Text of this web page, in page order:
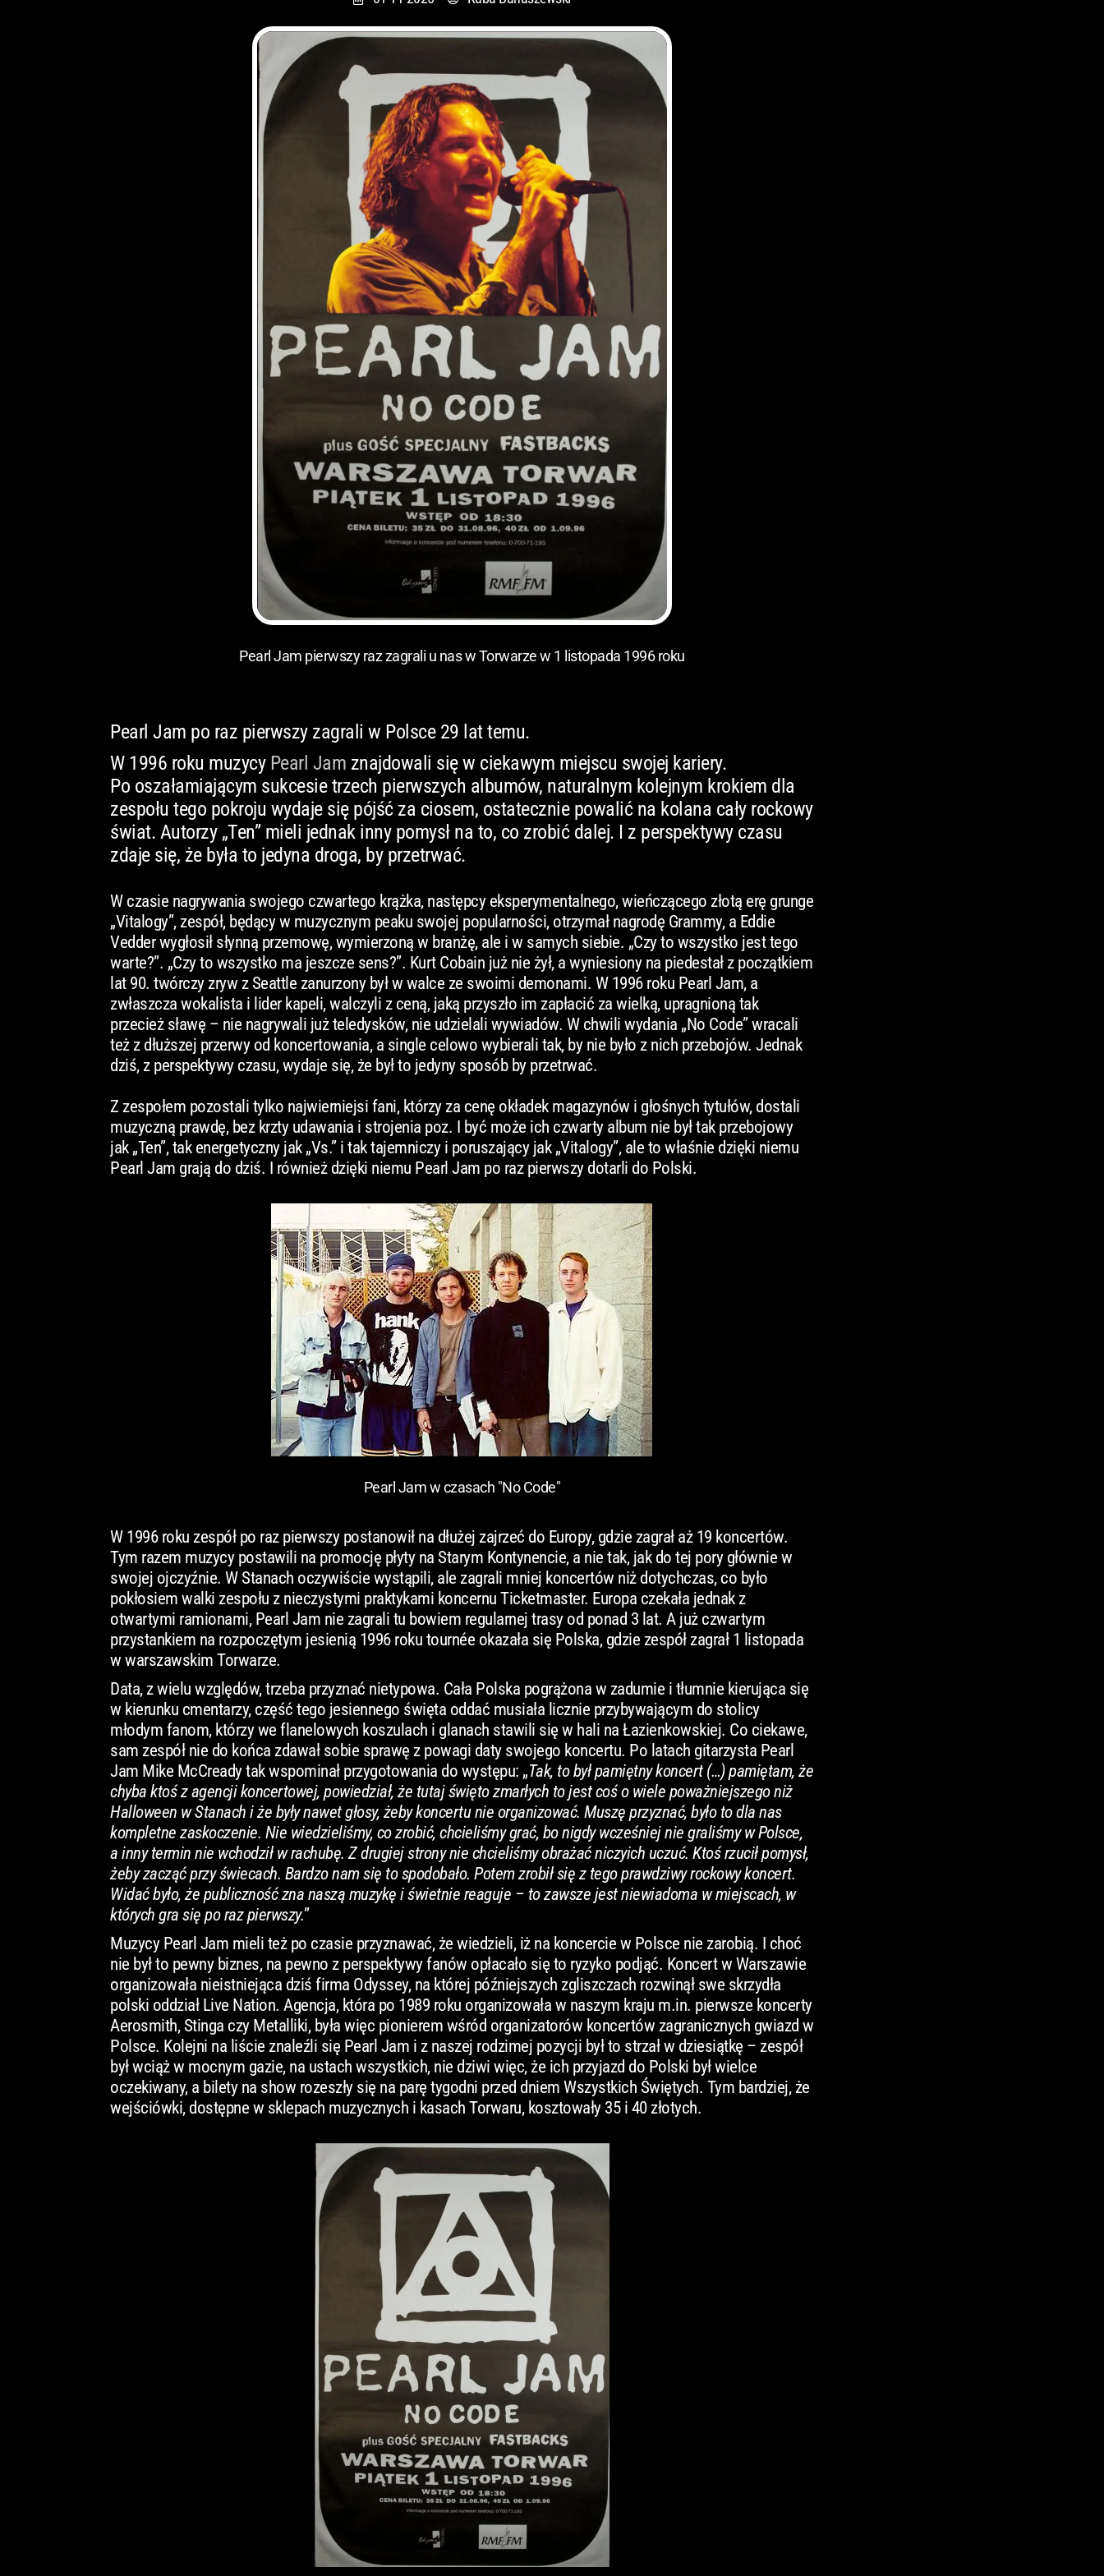
Pearl Jam pierwszy raz zagrali u nas w Torwarze w 1 listopada 1996 roku
Pearl Jam po raz pierwszy zagrali w Polsce 29 lat temu.
W 1996 roku muzycy Pearl Jam znajdowali się w ciekawym miejscu swojej kariery.
Po oszałamiającym sukcesie trzech pierwszych albumów, naturalnym kolejnym krokiem dla
zespołu tego pokroju wydaje się pójść za ciosem, ostatecznie powalić na kolana cały rockowy
świat. Autorzy „Ten” mieli jednak inny pomysł na to, co zrobić dalej. I z perspektywy czasu
zdaje się, że była to jedyna droga, by przetrwać.
W czasie nagrywania swojego czwartego krążka, następcy eksperymentalnego, wieńczącego złotą erę grunge
„Vitalogy”, zespół, będący w muzycznym peaku swojej popularności, otrzymał nagrodę Grammy, a Eddie
Vedder wygłosił słynną przemowę, wymierzoną w branżę, ale i w samych siebie. „Czy to wszystko jest tego
warte?”. „Czy to wszystko ma jeszcze sens?”. Kurt Cobain już nie żył, a wyniesiony na piedestał z początkiem
lat 90. twórczy zryw z Seattle zanurzony był w walce ze swoimi demonami. W 1996 roku Pearl Jam, a
zwłaszcza wokalista i lider kapeli, walczyli z ceną, jaką przyszło im zapłacić za wielką, upragnioną tak
przecież sławę – nie nagrywali już teledysków, nie udzielali wywiadów. W chwili wydania „No Code” wracali
też z dłuższej przerwy od koncertowania, a single celowo wybierali tak, by nie było z nich przebojów. Jednak
dziś, z perspektywy czasu, wydaje się, że był to jedyny sposób by przetrwać.
Z zespołem pozostali tylko najwierniejsi fani, którzy za cenę okładek magazynów i głośnych tytułów, dostali
muzyczną prawdę, bez krzty udawania i strojenia poz. I być może ich czwarty album nie był tak przebojowy
jak „Ten”, tak energetyczny jak „Vs.” i tak tajemniczy i poruszający jak „Vitalogy”, ale to właśnie dzięki niemu
Pearl Jam grają do dziś. I również dzięki niemu Pearl Jam po raz pierwszy dotarli do Polski.
Pearl Jam w czasach "No Code"
W 1996 roku zespół po raz pierwszy postanowił na dłużej zajrzeć do Europy, gdzie zagrał aż 19 koncertów.
Tym razem muzycy postawili na promocję płyty na Starym Kontynencie, a nie tak, jak do tej pory głównie w
swojej ojczyźnie. W Stanach oczywiście wystąpili, ale zagrali mniej koncertów niż dotychczas, co było
pokłosiem walki zespołu z nieczystymi praktykami koncernu Ticketmaster. Europa czekała jednak z
otwartymi ramionami, Pearl Jam nie zagrali tu bowiem regularnej trasy od ponad 3 lat. A już czwartym
przystankiem na rozpoczętym jesienią 1996 roku tournée okazała się Polska, gdzie zespół zagrał 1 listopada
w warszawskim Torwarze.
Data, z wielu względów, trzeba przyznać nietypowa. Cała Polska pogrążona w zadumie i tłumnie kierująca się
w kierunku cmentarzy, część tego jesiennego święta oddać musiała licznie przybywającym do stolicy
młodym fanom, którzy we flanelowych koszulach i glanach stawili się w hali na Łazienkowskiej. Co ciekawe,
sam zespół nie do końca zdawał sobie sprawę z powagi daty swojego koncertu. Po latach gitarzysta Pearl
Jam Mike McCready tak wspominał przygotowania do występu: „Tak, to był pamiętny koncert (…) pamiętam, że
chyba ktoś z agencji koncertowej, powiedział, że tutaj święto zmarłych to jest coś o wiele poważniejszego niż
Halloween w Stanach i że były nawet głosy, żeby koncertu nie organizować. Muszę przyznać, było to dla nas
kompletne zaskoczenie. Nie wiedzieliśmy, co zrobić, chcieliśmy grać, bo nigdy wcześniej nie graliśmy w Polsce,
a inny termin nie wchodził w rachubę. Z drugiej strony nie chcieliśmy obrażać niczyich uczuć. Ktoś rzucił pomysł,
żeby zacząć przy świecach. Bardzo nam się to spodobało. Potem zrobił się z tego prawdziwy rockowy koncert.
Widać było, że publiczność zna naszą muzykę i świetnie reaguje – to zawsze jest niewiadoma w miejscach, w
których gra się po raz pierwszy.”
Muzycy Pearl Jam mieli też po czasie przyznawać, że wiedzieli, iż na koncercie w Polsce nie zarobią. I choć
nie był to pewny biznes, na pewno z perspektywy fanów opłacało się to ryzyko podjąć. Koncert w Warszawie
organizowała nieistniejąca dziś firma Odyssey, na której późniejszych zgliszczach rozwinął swe skrzydła
polski oddział Live Nation. Agencja, która po 1989 roku organizowała w naszym kraju m.in. pierwsze koncerty
Aerosmith, Stinga czy Metalliki, była więc pionierem wśród organizatorów koncertów zagranicznych gwiazd w
Polsce. Kolejni na liście znaleźli się Pearl Jam i z naszej rodzimej pozycji był to strzał w dziesiątkę – zespół
był wciąż w mocnym gazie, na ustach wszystkich, nie dziwi więc, że ich przyjazd do Polski był wielce
oczekiwany, a bilety na show rozeszły się na parę tygodni przed dniem Wszystkich Świętych. Tym bardziej, że
wejściówki, dostępne w sklepach muzycznych i kasach Torwaru, kosztowały 35 i 40 złotych.